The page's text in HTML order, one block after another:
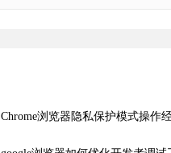
Chrome浏览器隐私保护模式操作